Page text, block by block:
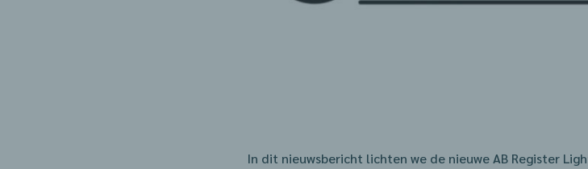
In dit nieuwsbericht lichten we de nieuwe AB Register